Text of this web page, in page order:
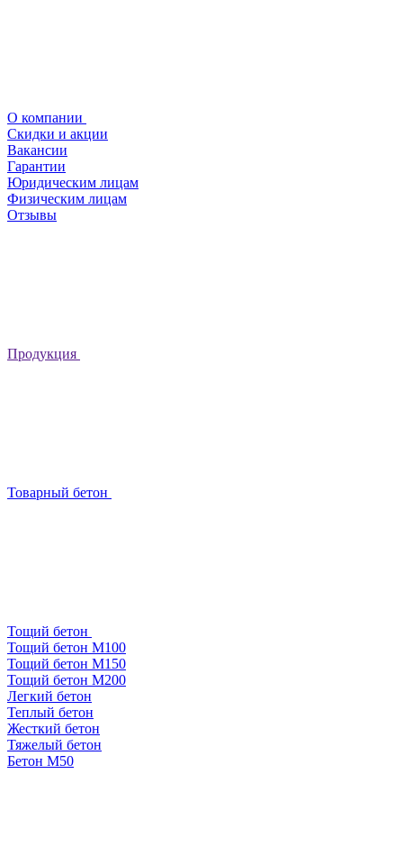
О компании
Скидки и акции
Вакансии
Гарантии
Юридическим лицам
Физическим лицам
Отзывы
Продукция
Товарный бетон
Тощий бетон
Тощий бетон М100
Тощий бетон М150
Тощий бетон М200
Легкий бетон
Теплый бетон
Жесткий бетон
Тяжелый бетон
Бетон М50